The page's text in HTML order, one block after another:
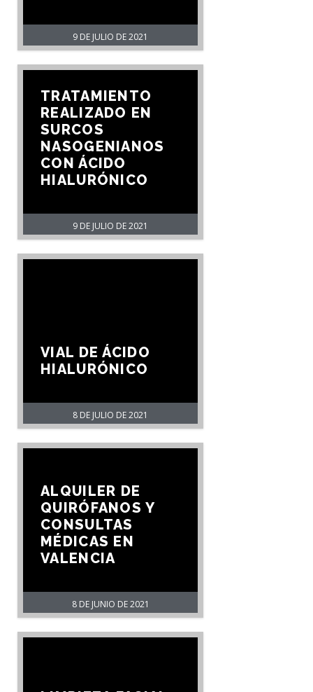
9 DE JULIO DE 2021
9 DE JULIO DE 2021
TRATAMIENTO
REALIZADO EN
SURCOS
NASOGENIANOS
CON ÁCIDO
HIALURÓNICO
8 DE JULIO DE 2021
VIAL DE ÁCIDO
HIALURÓNICO
8 DE JUNIO DE 2021
ALQUILER DE
QUIRÓFANOS Y
CONSULTAS
MÉDICAS EN
VALENCIA